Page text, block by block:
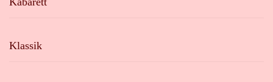
Klassik